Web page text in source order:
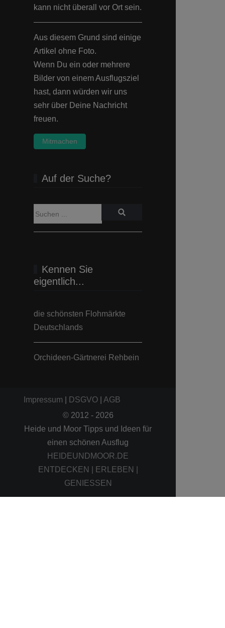
kann nicht überall vor Ort sein.
Aus diesem Grund sind einige
Artikel ohne Foto.
Wenn Du ein oder mehrere
Bilder von einem Ausflugsziel
hast, dann würden wir uns
sehr über Deine Nachricht
freuen.
Mitmachen
Auf der Suche?
Kennen Sie
eigentlich...
die schönsten Flohmärkte
Deutschlands
Orchideen-Gärtnerei Rehbein
Impressum DSGVO
AGB
© 2012 - 2026
Heide und Moor Tipps und Ideen für
einen schönen Ausflug
HEIDEUNDMOOR.DE
ENTDECKEN | ERLEBEN |
GENIESSEN